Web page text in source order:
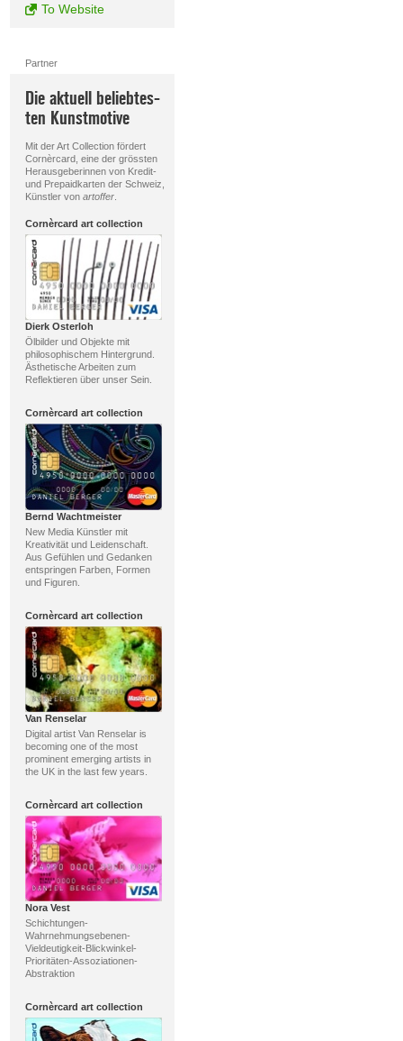
To Website
Partner
Die aktuell beliebtes-
ten Kunstmotive
Mit der Art Collection fördert
Cornèrcard, eine der grössten
Herausgeberinnen von Kredit-
und Prepaidkarten der Schweiz,
Künstler von artoffer.
Cornèrcard art collection
Dierk Osterloh
Ölbilder und Objekte mit
philosophischem Hintergrund.
Ästhetische Arbeiten zum
Reflektieren über unser Sein.
Cornèrcard art collection
Bernd Wachtmeister
New Media Künstler mit
Kreativität und Leidenschaft.
Aus Gefühlen und Gedanken
entspringen Farben, Formen
und Figuren.
Cornèrcard art collection
Van Renselar
Digital artist Van Renselar is
becoming one of the most
prominent emerging artists in
the UK in the last few years.
Cornèrcard art collection
Nora Vest
Schichtungen-
Wahrnehmungsebenen-
Vieldeutigkeit-Blickwinkel-
Prioritäten-Assoziationen-
Abstraktion
Cornèrcard art collection